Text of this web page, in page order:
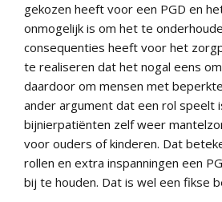
gekozen heeft voor een PGD en
onmogelijk is om het te
consequenties heeft voor het
te realiseren dat het nogal eens
daardoor om mensen met
ander argument dat een rol speelt
bijnierpatiënten zelf weer
voor ouders of kinderen. Dat
rollen en extra inspanningen een
bij te houden. Dat is wel een fikse